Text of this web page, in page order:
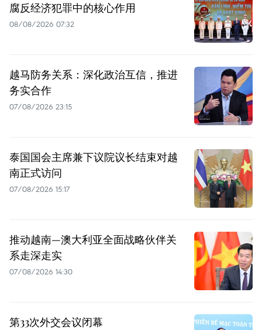
腐反经济犯罪中的核心作用
08/08/2026 07:32
越马防务关系：深化政治互信，推进
务实合作
07/08/2026 23:15
泰国国会主席兼下议院议长结束对越
南正式访问
07/08/2026 15:17
推动越南—澳大利亚全面战略伙伴关
系走深走实
07/08/2026 14:30
第33次外交会议闭幕